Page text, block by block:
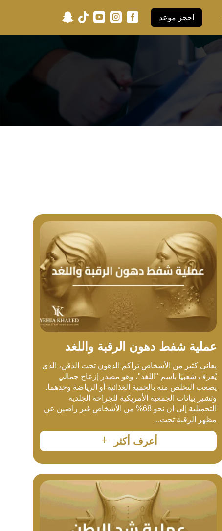
احجز موعد 




عملية شفط دهون الرقبة واللغد
يعاني كثير من الأشخاص تراكم الدهون تحت الذقن، الذي
يُعرف شعبيًا باسم "اللغد"، وهو مصدر إزعاج جمالي
يصعب التخلص منه بالحمية الغذائية أو الرياضة وحدهما.
وتشير بيانات الجمعية الأمريكية للجراحة الجلدية
التجميلية إلى أن نحو 68% من الأشخاص غير راضين عن
مظهر الرقبة تحت...
أعرف أكثر L